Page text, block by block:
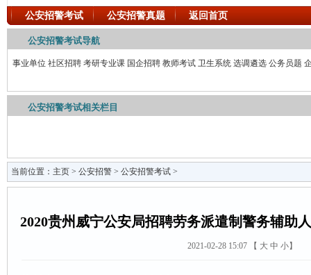
公安招警考试 公安招警真题 返回首页
公安招警考试导航
事业单位 社区招聘 考研专业课 国企招聘 教师考试 卫生系统 选调遴选 公务员题
公安招警考试相关栏目
当前位置： 主页 > 公安招警 > 公安招警考试 >
2020贵州威宁公安局招聘劳务派遣制警务辅助
2021-02-28 15:07 【 大 中 小】